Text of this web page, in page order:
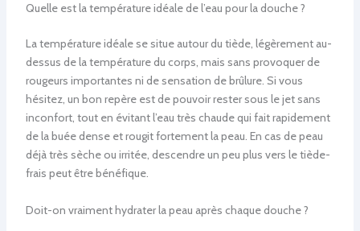
Quelle est la température idéale de l’eau pour la douche ?
La température idéale se situe autour du tiède, légèrement au-
dessus de la température du corps, mais sans provoquer de
rougeurs importantes ni de sensation de brûlure. Si vous
hésitez, un bon repère est de pouvoir rester sous le jet sans
inconfort, tout en évitant l’eau très chaude qui fait rapidement
de la buée dense et rougit fortement la peau. En cas de peau
déjà très sèche ou irritée, descendre un peu plus vers le tiède-
frais peut être bénéfique.
Doit-on vraiment hydrater la peau après chaque douche ?